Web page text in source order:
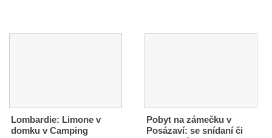
Lombardie: Limone v
domku v Camping
Pobyt na zámečku v
Posázaví: se snídaní či